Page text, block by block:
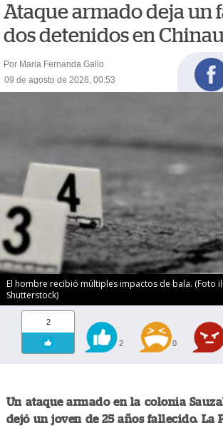
Ataque armado deja un
dos detenidos en
Por Maria Fernanda Gallo
09 de agosto de 2026, 00:53
El hombre recibió múltiples impactos de bala. (Foto
Shutterstock)
2
2 0
Un ataque armado en la colonia
dejó un joven de 25 años fallecido. La